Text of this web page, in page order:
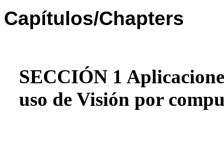
Capítulos/Chapters
SECCIÓN 1
uso de Visión por